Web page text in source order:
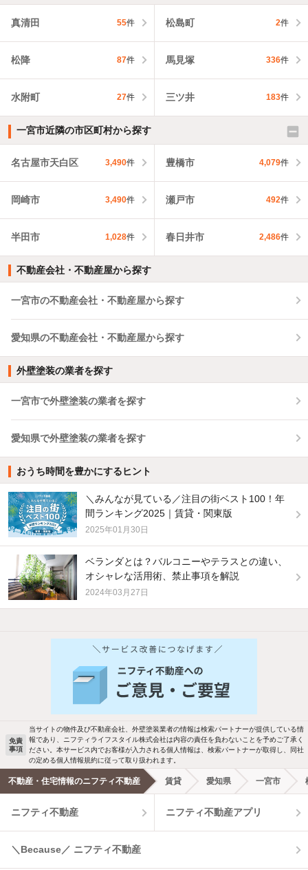
真清田 55件 松島町 2件
松降 87件 馬見塚 336件
水附町 27件 三ツ井 183件
一宮市近隣の市区町村から探す
名古屋市天白区 3,490件 豊橋市 4,079件
岡崎市 3,490件 瀬戸市 492件
半田市 1,028件 春日井市 2,486件
不動産会社・不動産屋から探す
一宮市の不動産会社・不動産屋から探す
愛知県の不動産会社・不動産屋から探す
外壁塗装の業者を探す
一宮市で外壁塗装の業者を探す
愛知県で外壁塗装の業者を探す
おうち時間を豊かにするヒント
＼みんなが見ている／注目の街ベスト100！年
間ランキング2025｜賃貸・関東版
2025年01月30日
ベランダとは？バルコニーやテラスとの違い、
オシャレな活用術、禁止事項を解説
2024年03月27日
他の人はこんな条件で絞り込んでいます！
バス・トイレ別 2階以上
洗濯機置場あり 独立洗面台
エアコンあり 都市ガス
温水洗浄便座 オートロック
コンロ2口以上
免責
事項
当サイトの物件及び不動産会社、外壁塗装業者の情報は検索パートナーが提供している情
報であり、ニフティライフスタイル株式会社は内容の責任を負わないことを予めご了承く
ださい。本サービス内でお客様が入力される個人情報は、検索パートナーが取得し、同社
の定める個人情報規約に従って取り扱われます。
不動産・住宅情報のニフティ不動産 賃貸 愛知県 一宮市
ニフティ不動産 ニフティ不動産アプリ
＼Because／ ニフティ不動産